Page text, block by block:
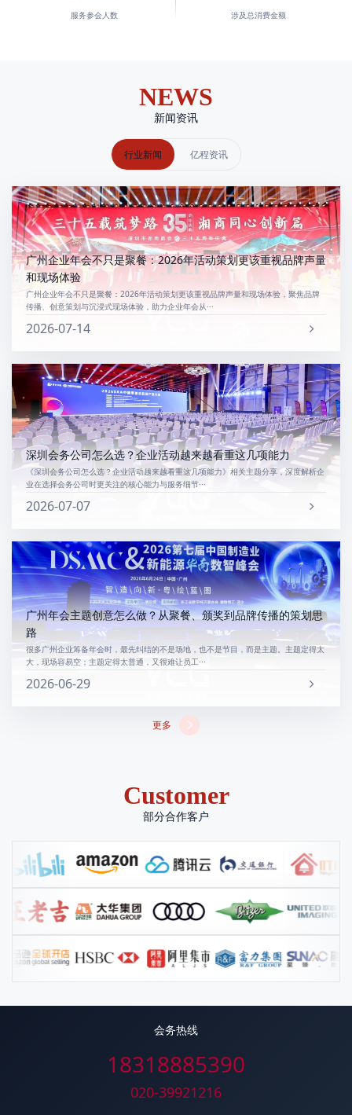
服务参会人数 涉及总消费金额
NEWS
新闻资讯
行业新闻 亿程资讯
广州企业年会不只是聚餐：2026年活动策划更该重视品牌声量
和现场体验
广州企业年会不只是聚餐：2026年活动策划更该重视品牌声量和现场体验，聚焦品牌
传播、创意策划与沉浸式现场体验，助力企业年会从···
2026-07-14
深圳会务公司怎么选？企业活动越来越看重这几项能力
《深圳会务公司怎么选？企业活动越来越看重这几项能力》相关主题分享，深度解析企
业在选择会务公司时更关注的核心能力与服务细节···
2026-07-07
广州年会主题创意怎么做？从聚餐、颁奖到品牌传播的策划思
路
很多广州企业筹备年会时，最先纠结的不是场地，也不是节目，而是主题。主题定得太
大，现场容易空；主题定得太普通，又很难让员工···
2026-06-29
更多
Customer
部分合作客户
会务热线
18318885390
020-39921216